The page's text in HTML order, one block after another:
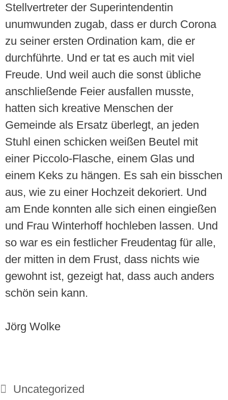
Stellvertreter der Superintendentin
unumwunden zugab, dass er durch Corona
zu seiner ersten Ordination kam, die er
durchführte. Und er tat es auch mit viel
Freude. Und weil auch die sonst übliche
anschließende Feier ausfallen musste,
hatten sich kreative Menschen der
Gemeinde als Ersatz überlegt, an jeden
Stuhl einen schicken weißen Beutel mit
einer Piccolo-Flasche, einem Glas und
einem Keks zu hängen. Es sah ein bisschen
aus, wie zu einer Hochzeit dekoriert. Und
am Ende konnten alle sich einen eingießen
und Frau Winterhoff hochleben lassen. Und
so war es ein festlicher Freudentag für alle,
der mitten in dem Frust, dass nichts wie
gewohnt ist, gezeigt hat, dass auch anders
schön sein kann.
Jörg Wolke
Uncategorized